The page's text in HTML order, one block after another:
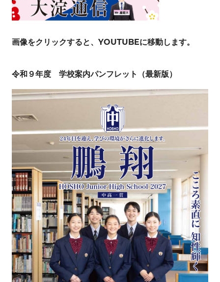
画像をクリックすると、YOUTUBEに移動します。
令和９年度 学校案内パンフレット（最新版）